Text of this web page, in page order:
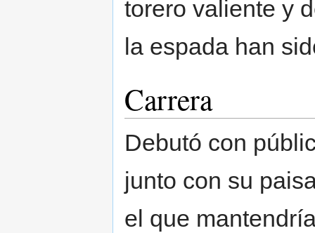
torero valiente y
la espada han
Carrera
Debutó con
junto con su
el que